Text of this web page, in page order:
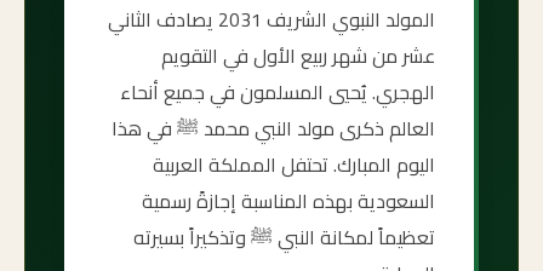
المولد النبوي الشريف 2031 يصادف الثاني
عشر من شهر ربيع الأول في التقويم
الهجري. يُحيي المسلمون في جميع أنحاء
العالم ذكرى مولد النبي محمد ﷺ في هذا
اليوم المبارك. تحتفل المملكة العربية
السعودية بهذه المناسبة إجازةً رسمية
تعظيماً لمكانة النبي ﷺ وتذكيراً بسيرته